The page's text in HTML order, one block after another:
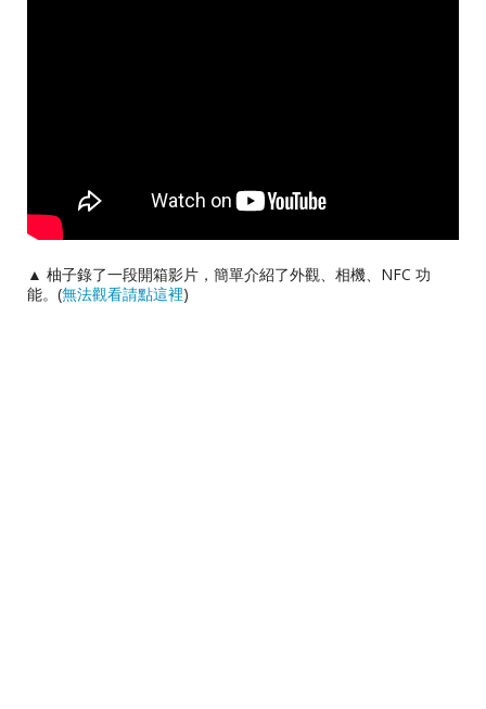
▲ 柚子錄了一段開箱影片，簡單介紹了外觀、相機、NFC 功
能。(無法觀看請點這裡)